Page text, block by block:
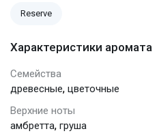
Reserve
Характеристики аромата
Семейства
древесные, цветочные
Верхние ноты
амбретта, груша